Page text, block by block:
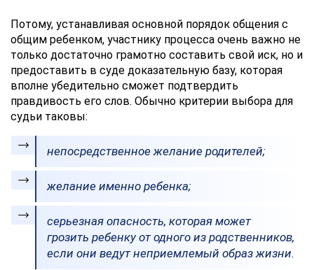
Потому, устанавливая основной порядок общения с
общим ребенком, участнику процесса очень важно не
только достаточно грамотно составить свой иск, но и
предоставить в суде доказательную базу, которая
вполне убедительно сможет подтвердить
правдивость его слов. Обычно критерии выбора для
судьи таковы:
непосредственное желание родителей;
желание именно ребенка;
серьезная опасность, которая может
грозить ребенку от одного из родственников,
если они ведут неприемлемый образ жизни.